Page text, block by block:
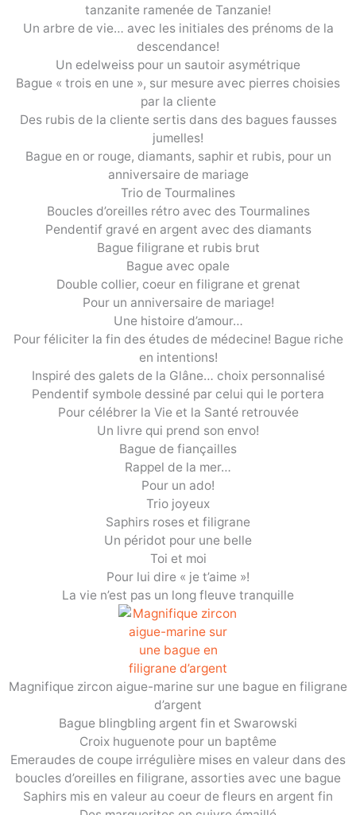
tanzanite ramenée de Tanzanie!
Un arbre de vie… avec les initiales des prénoms de la
descendance!
Un edelweiss pour un sautoir asymétrique
Bague « trois en une », sur mesure avec pierres choisies
par la cliente
Des rubis de la cliente sertis dans des bagues fausses
jumelles!
Bague en or rouge, diamants, saphir et rubis, pour un
anniversaire de mariage
Trio de Tourmalines
Boucles d’oreilles rétro avec des Tourmalines
Pendentif gravé en argent avec des diamants
Bague filigrane et rubis brut
Bague avec opale
Double collier, coeur en filigrane et grenat
Pour un anniversaire de mariage!
Une histoire d’amour…
Pour féliciter la fin des études de médecine! Bague riche
en intentions!
Inspiré des galets de la Glâne… choix personnalisé
Pendentif symbole dessiné par celui qui le portera
Pour célébrer la Vie et la Santé retrouvée
Un livre qui prend son envo!
Bague de fiançailles
Rappel de la mer…
Pour un ado!
Trio joyeux
Saphirs roses et filigrane
Un péridot pour une belle
Toi et moi
Pour lui dire « je t’aime »!
La vie n’est pas un long fleuve tranquille
Magnifique zircon aigue-marine sur une bague en filigrane
d’argent
Bague blingbling argent fin et Swarowski
Croix huguenote pour un baptême
Emeraudes de coupe irrégulière mises en valeur dans des
boucles d’oreilles en filigrane, assorties avec une bague
Saphirs mis en valeur au coeur de fleurs en argent fin